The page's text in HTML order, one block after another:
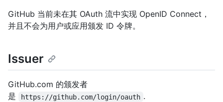
GitHub 当前未在其 OAuth 流中实现 OpenID Connect，
并且不会为用户或应用颁发 ID 令牌。
Issuer
GitHub.com 的颁发者
是
https://github.com/login/oauth .